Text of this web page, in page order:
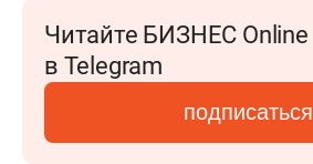
Читайте БИЗНЕС Online
в Telegram
подписаться